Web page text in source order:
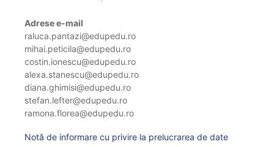
Adrese e-mail
raluca.pantazi@edupedu.ro
mihai.peticila@edupedu.ro
costin.ionescu@edupedu.ro
alexa.stanescu@edupedu.ro
diana.ghimisi@edupedu.ro
stefan.lefter@edupedu.ro
ramona.florea@edupedu.ro
Notă de informare cu privire la prelucrarea de date